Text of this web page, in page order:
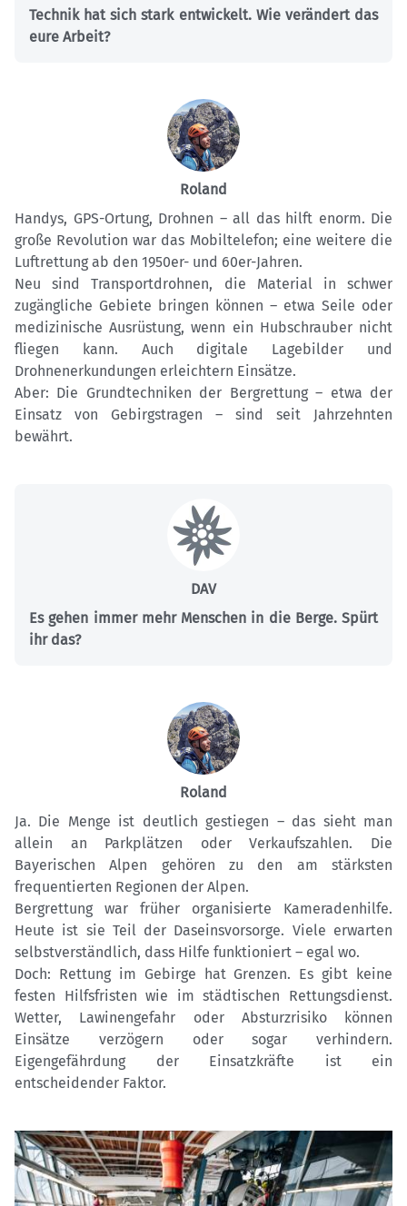
Technik hat sich stark entwickelt. Wie verändert das
eure Arbeit?
Roland
Handys, GPS-Ortung, Drohnen – all das hilft enorm. Die
große Revolution war das Mobiltelefon; eine weitere die
Luftrettung ab den 1950er- und 60er-Jahren.
Neu sind Transportdrohnen, die Material in schwer
zugängliche Gebiete bringen können – etwa Seile oder
medizinische Ausrüstung, wenn ein Hubschrauber nicht
fliegen kann. Auch digitale Lagebilder und
Drohnenerkundungen erleichtern Einsätze.
Aber: Die Grundtechniken der Bergrettung – etwa der
Einsatz von Gebirgstragen – sind seit Jahrzehnten
bewährt.
DAV
Es gehen immer mehr Menschen in die Berge. Spürt
ihr das?
Roland
Ja. Die Menge ist deutlich gestiegen – das sieht man
allein an Parkplätzen oder Verkaufszahlen. Die
Bayerischen Alpen gehören zu den am stärksten
frequentierten Regionen der Alpen.
Bergrettung war früher organisierte Kameradenhilfe.
Heute ist sie Teil der Daseinsvorsorge. Viele erwarten
selbstverständlich, dass Hilfe funktioniert – egal wo.
Doch: Rettung im Gebirge hat Grenzen. Es gibt keine
festen Hilfsfristen wie im städtischen Rettungsdienst.
Wetter, Lawinengefahr oder Absturzrisiko können
Einsätze verzögern oder sogar verhindern.
Eigengefährdung der Einsatzkräfte ist ein
entscheidender Faktor.